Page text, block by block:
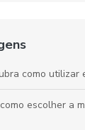
como utilizar
escolher a